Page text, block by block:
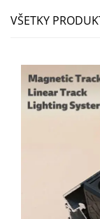
VŠETKY